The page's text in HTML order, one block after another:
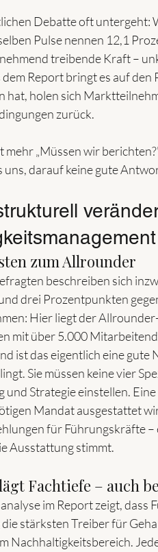
Debatte oft untergeht:
Pulse nennen 12,1
treibende Kraft –
Report bringt es auf
hat, holen sich
zurück.
mehr „Müssen wir
uns, darauf keine gute
zum Allrounder
beschreiben sich
drei Prozentpunkten
Hier liegt der
mit über 5.000
ist das eigentlich eine gute
Sie müssen keine vier
Strategie einstellen.
Mandat ausgestattet
für Führungskräfte –
Ausstattung stimmt.
Fachtiefe – auch
im Report zeigt,
stärksten Treiber für
Nachhaltigkeitsbereich.